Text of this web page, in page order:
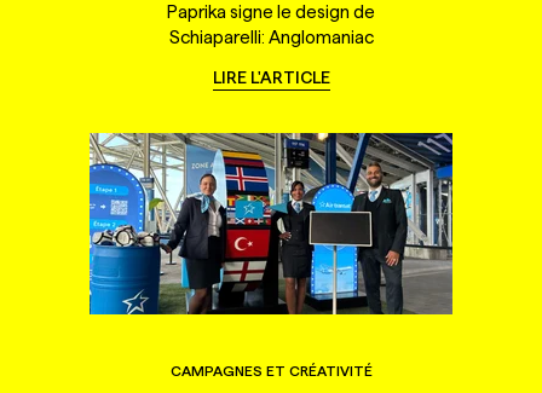
Paprika signe le design de
Schiaparelli: Anglomaniac
LIRE L'ARTICLE
CAMPAGNES ET CRÉATIVITÉ